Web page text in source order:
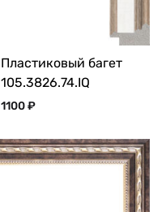
Пластиковый багет
105.3826.74.IQ
1100₽